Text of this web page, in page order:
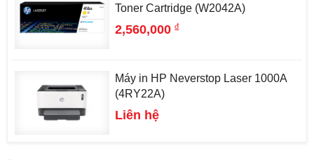
Toner Cartridge (W2042A)
2,560,000đ
Máy in HP Neverstop Laser 1000A
(4RY22A)
Liên hệ